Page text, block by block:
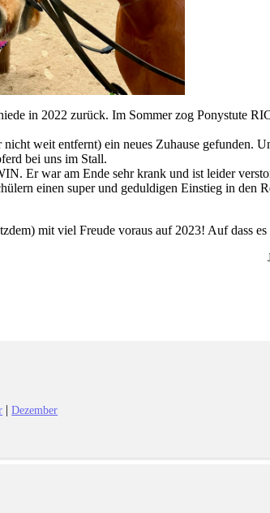
in 2022 zurück. Im Sommer zog Ponystute
weit entfernt) ein neues Zuhause gefunden.
bei uns im Stall.
Er war am Ende sehr krank und ist leider
einen super und geduldigen Einstieg in den
mit viel Freude voraus auf 2023! Auf dass
|Dezember